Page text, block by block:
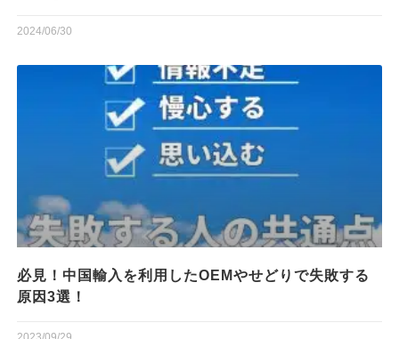
2024/06/30
必見！中国輸入を利用したOEMやせどりで失敗する
原因3選！